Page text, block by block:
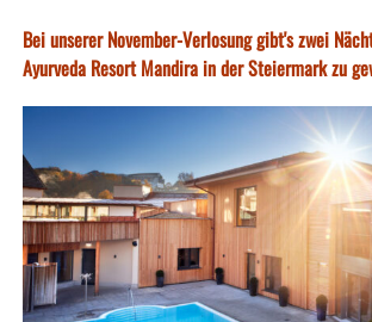
Bei unserer November-Verlosung gibt's zwei
Ayurveda Resort Mandira in der Steiermark zu